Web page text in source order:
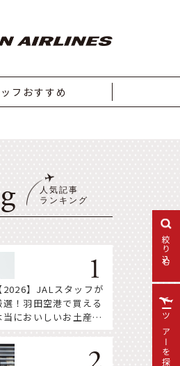
絞り込む
フおすすめ
2026】JALスタッフが
選！羽田空港で買える
当においしいお土産18
ツアーを探す